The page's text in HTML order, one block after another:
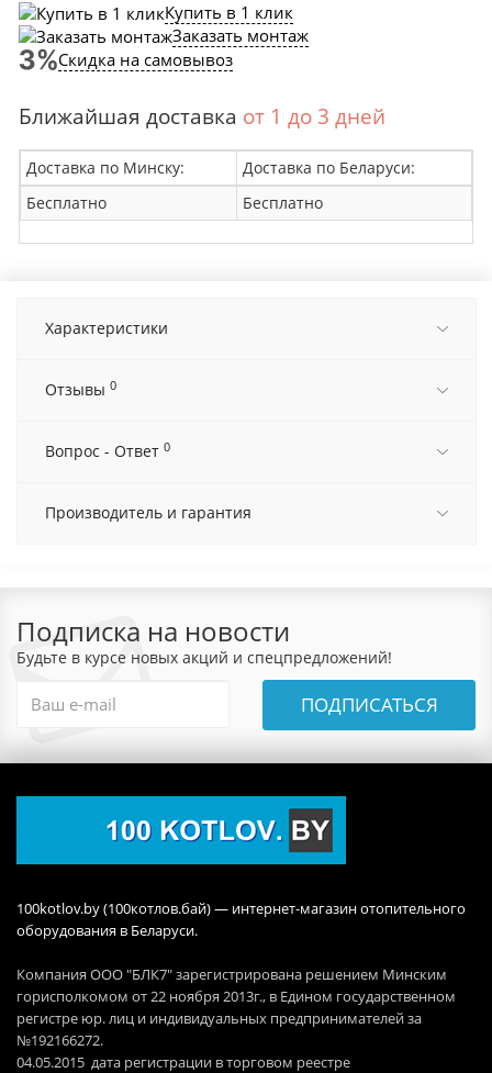
Купить в 1 клик
Заказать монтаж
Скидка на самовывоз
Ближайшая доставка от 1 до 3 дней
Доставка по Минску:
Доставка по Беларуси:
Бесплатно
Бесплатно
Характеристики
Отзывы 0
Вопрос - Ответ 0
Производитель и гарантия
Подписка на новости
Будьте в курсе новых акций и спецпредложений!
ПОДПИСАТЬСЯ
100kotlov.by (100котлов.бай) — интернет-магазин отопительного
оборудования в Беларуси.
Компания ООО "БЛК7" зарегистрирована решением Минским
горисполкомом от 22 ноября 2013г., в Едином государственном
регистре юр. лиц и индивидуальных предпринимателей за
№192166272.
04.05.2015 дата регистрации в торговом реестре